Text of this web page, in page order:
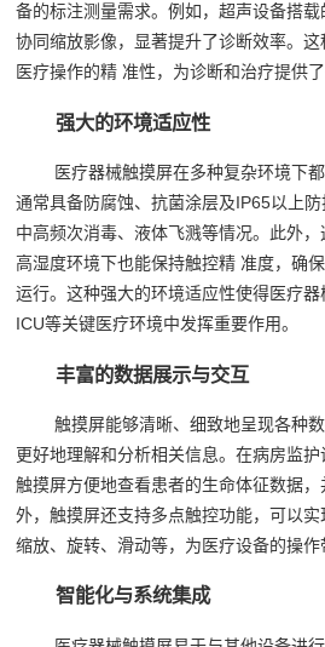
备的标注测量需求。例如，超声设备搭
协同缩放影像，显著提升了诊断效率。
医疗操作的精 准性，为诊断和治疗提供了
强大的环境适应性
医疗器械触摸屏在多种复杂环境下
通常具备防腐蚀、抗菌涂层及IP65以上
中高频次消毒、液体飞溅等情况。此外
高湿度环境下也能保持触控精 准度，确
运行。这种强大的环境适应性使得医疗器
ICU等关键医疗环境中发挥重要作用。
丰富的数据展示与交互
触摸屏能够清晰、细致地呈现各种
更好地理解和分析相关信息。在病房监
触摸屏方便地查看患者的生命体征数据
外，触摸屏还支持多点触控功能，可以
缩放、旋转、滑动等，为医疗设备的操作
智能化与系统集成